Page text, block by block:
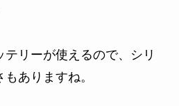
リーが使えるので、シリ
ありますね。